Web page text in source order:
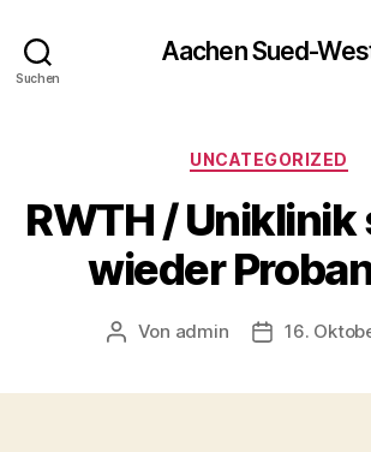
Suchen
Aachen Sued-
Kategorien
UNCATEGORIZED
RWTH /
wieder
Beitragsautor
Von admin 16.